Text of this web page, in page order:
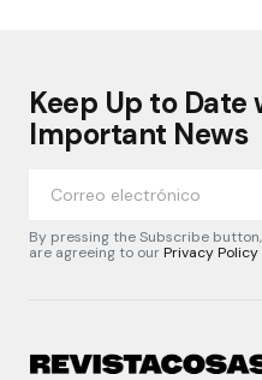
Keep Up to
Important News
By pressing the Subscribe
are agreeing to ourPrivacy Policy